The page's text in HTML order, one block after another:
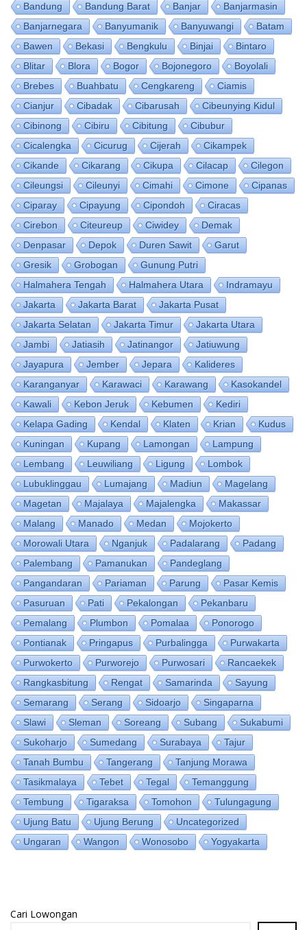
Bandung
Bandung Barat Banjar
Banjarmasin
Banjarnegara
Banyumanik Banyuwangi
Batam
Bawen
Bekasi Bengkulu Binjai
Bintaro
Blitar
Blora Bogor Bojonegoro
Boyolali
Brebes
Buahbatu Cengkareng
Ciamis
Cianjur
Cibadak Cibarusah
Cibeunying Kidul
Cibinong
Cibiru Cibitung
Cibubur
Cicalengka
Cicurug Cijerah
Cikampek
Cikande
Cikarang Cikupa Cilacap
Cilegon
Cileungsi
Cileunyi Cimahi Cimone
Cipanas
Ciparay
Cipayung Cipondoh
Ciracas
Cirebon
Citeureup Ciwidey
Demak
Denpasar
Depok Duren Sawit
Garut
Gresik
Grobogan
Gunung Putri
Halmahera Tengah
Halmahera Utara
Indramayu
Jakarta
Jakarta Barat
Jakarta Pusat
Jakarta Selatan
Jakarta Timur
Jakarta Utara
Jambi
Jatiasih Jatinangor
Jatiuwung
Jayapura
Jember Jepara
Kalideres
Karanganyar
Karawaci Karawang
Kasokandel
Kawali
Kebon Jeruk Kebumen
Kediri
Kelapa Gading
Kendal Klaten Krian
Kudus
Kuningan
Kupang Lamongan
Lampung
Lembang
Leuwiliang Ligung
Lombok
Lubuklinggau
Lumajang Madiun
Magelang
Magetan
Majalaya Majalengka
Makassar
Malang
Manado Medan
Mojokerto
Morowali Utara
Nganjuk Padalarang
Padang
Palembang
Pamanukan
Pandeglang
Pangandaran
Pariaman Parung
Pasar Kemis
Pasuruan
Pati Pekalongan
Pekanbaru
Pemalang
Plumbon Pomalaa
Ponorogo
Pontianak
Pringapus Purbalingga
Purwakarta
Purwokerto
Purworejo Purwosari
Rancaekek
Rangkasbitung
Rengat Samarinda
Sayung
Semarang
Serang Sidoarjo
Singaparna
Slawi
Sleman Soreang Subang
Sukabumi
Sukoharjo
Sumedang Surabaya
Tajur
Tanah Bumbu
Tangerang
Tanjung Morawa
Tasikmalaya
Tebet Tegal
Temanggung
Tembung
Tigaraksa Tomohon
Tulungagung
Ujung Batu
Ujung Berung
Uncategorized
Ungaran
Wangon Wonosobo Yogyakarta
Cari Lowongan